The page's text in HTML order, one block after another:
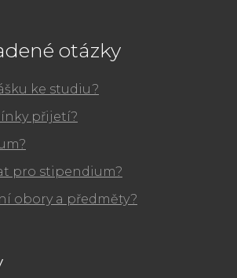
otázky
ke studiu?
přijetí?
pro stipendium?
obory a předměty?